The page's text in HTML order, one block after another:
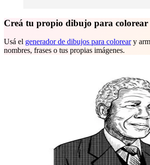
Creá tu propio dibujo para colorear
Usá el generador de dibujos para coloreary
nombres, frases o tus propias imágenes.